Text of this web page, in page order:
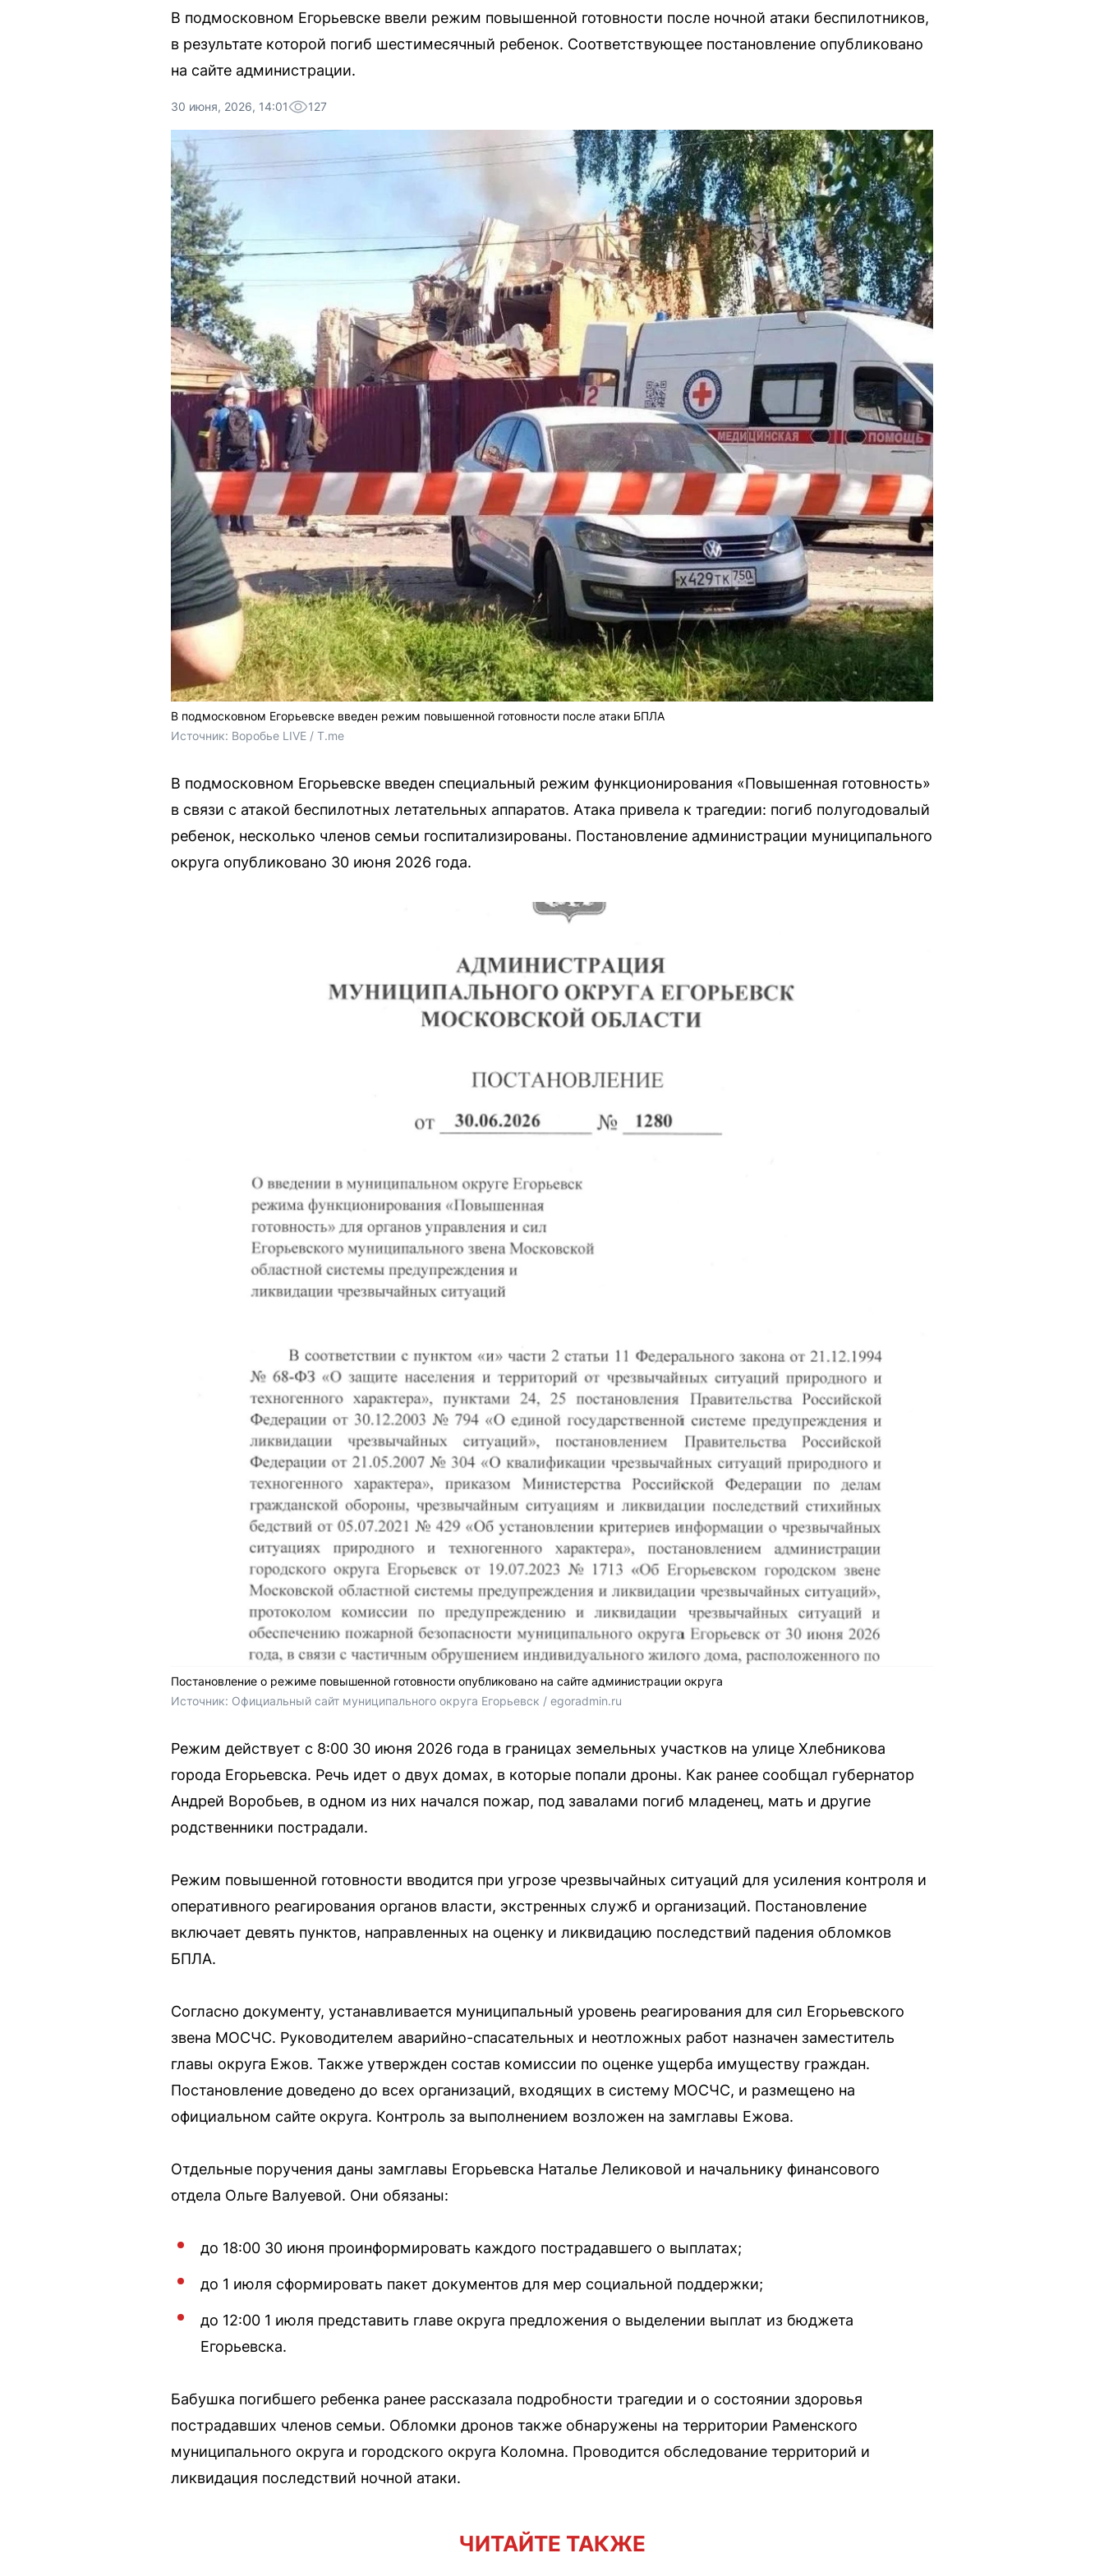
В подмосковном Егорьевске ввели режим повышенной готовности после ночной атаки беспилотников,
в результате которой погиб шестимесячный ребенок. Соответствующее постановление опубликовано
на сайте администрации.
30 июня, 2026, 14:01 127
В подмосковном Егорьевске введен режим повышенной готовности после атаки БПЛА
Источник: Воробье LIVE / T.me
В подмосковном Егорьевске введен специальный режим функционирования «Повышенная готовность»
в связи с атакой беспилотных летательных аппаратов. Атака привела к трагедии: погиб полугодовалый
ребенок, несколько членов семьи госпитализированы. Постановление администрации муниципального
округа опубликовано 30 июня 2026 года.
Постановление о режиме повышенной готовности опубликовано на сайте администрации округа
Источник: Официальный сайт муниципального округа Егорьевск / egoradmin.ru
Режим действует с 8:00 30 июня 2026 года в границах земельных участков на улице Хлебникова
города Егорьевска. Речь идет о двух домах, в которые попали дроны. Как ранее сообщал губернатор
Андрей Воробьев, в одном из них начался пожар, под завалами погиб младенец, мать и другие
родственники пострадали.
Режим повышенной готовности вводится при угрозе чрезвычайных ситуаций для усиления контроля и
оперативного реагирования органов власти, экстренных служб и организаций. Постановление
включает девять пунктов, направленных на оценку и ликвидацию последствий падения обломков
БПЛА.
Согласно документу, устанавливается муниципальный уровень реагирования для сил Егорьевского
звена МОСЧС. Руководителем аварийно-спасательных и неотложных работ назначен заместитель
главы округа Ежов. Также утвержден состав комиссии по оценке ущерба имуществу граждан.
Постановление доведено до всех организаций, входящих в систему МОСЧС, и размещено на
официальном сайте округа. Контроль за выполнением возложен на замглавы Ежова.
Отдельные поручения даны замглавы Егорьевска Наталье Леликовой и начальнику финансового
отдела Ольге Валуевой. Они обязаны:
до 18:00 30 июня проинформировать каждого пострадавшего о выплатах;
до 1 июля сформировать пакет документов для мер социальной поддержки;
до 12:00 1 июля представить главе округа предложения о выделении выплат из бюджета
Егорьевска.
Бабушка погибшего ребенка ранее рассказала подробности трагедии и о состоянии здоровья
пострадавших членов семьи. Обломки дронов также обнаружены на территории Раменского
муниципального округа и городского округа Коломна. Проводится обследование территорий и
ликвидация последствий ночной атаки.
ЧИТАЙТЕ ТАКЖЕ